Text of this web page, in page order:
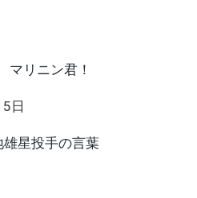
マリニン君！
日
雄星投手の言葉